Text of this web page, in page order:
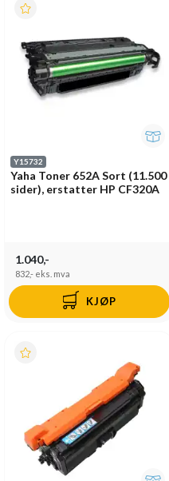
Y15732
Yaha Toner 652A Sort (11.500
sider), erstatter HP CF320A
1.040,-
832,- eks. mva
KJØP